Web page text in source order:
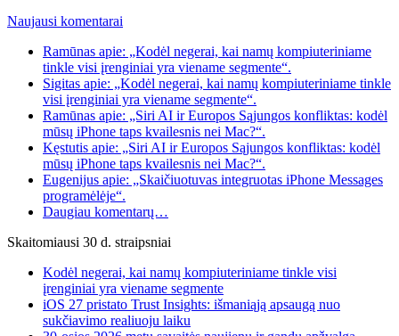
Naujausi komentarai
Ramūnas apie: „Kodėl negerai, kai namų kompiuteriniame
tinkle visi įrenginiai yra viename segmente“.
Sigitas apie: „Kodėl negerai, kai namų kompiuteriniame tinkle
visi įrenginiai yra viename segmente“.
Ramūnas apie: „Siri AI ir Europos Sąjungos konfliktas: kodėl
mūsų iPhone taps kvailesnis nei Mac?“.
Kęstutis apie: „Siri AI ir Europos Sąjungos konfliktas: kodėl
mūsų iPhone taps kvailesnis nei Mac?“.
Eugenijus apie: „Skaičiuotuvas integruotas iPhone Messages
programėlėje“.
Daugiau komentarų…
Skaitomiausi 30 d. straipsniai
Kodėl negerai, kai namų kompiuteriniame tinkle visi
įrenginiai yra viename segmente
iOS 27 pristato Trust Insights: išmaniąją apsaugą nuo
sukčiavimo realiuoju laiku